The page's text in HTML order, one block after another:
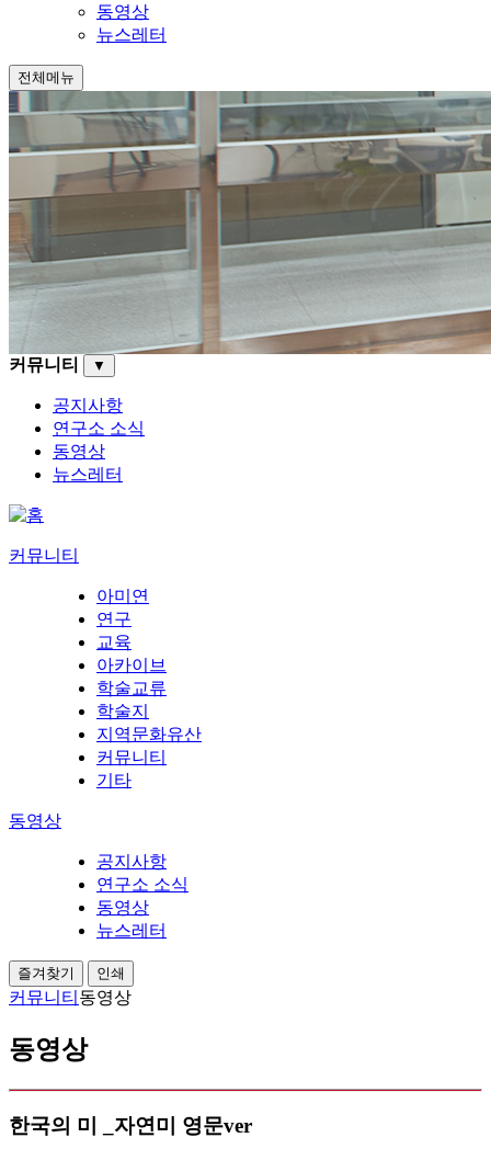
동영상
뉴스레터
전체메뉴
커뮤니티 ▼
공지사항
연구소 소식
동영상
뉴스레터
커뮤니티
아미연
연구
교육
아카이브
학술교류
학술지
지역문화유산
커뮤니티
기타
동영상
공지사항
연구소 소식
동영상
뉴스레터
즐겨찾기 인쇄
커뮤니티 동영상
동영상
한국의 미 _자연미 영문ver